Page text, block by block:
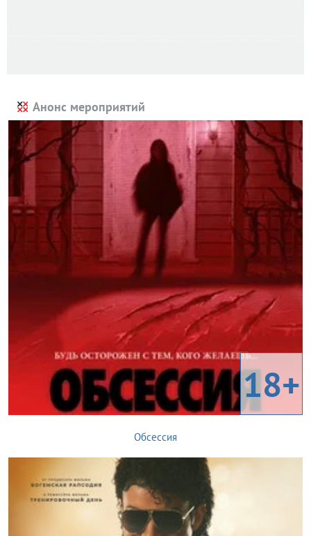
Анонс мероприятий
18+
Обсессия